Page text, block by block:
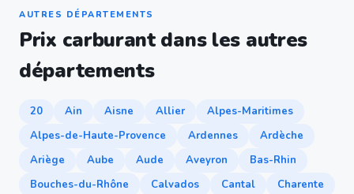
AUTRES DÉPARTEMENTS
Prix carburant dans les autres
départements
20 Ain Aisne Allier
Alpes-Maritimes
Alpes-de-Haute-Provence
Ardennes
Ardèche
Ariège
Aube Aude Aveyron
Bas-Rhin
Bouches-du-Rhône
Calvados Cantal
Charente